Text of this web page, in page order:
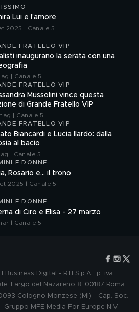
Lui e l'amore
2025 | Canale 5
FRATELLO VIP
inaugurano la serata con una
| Canale 5
FRATELLO VIP
Mussolini vince questa
di Grande Fratello VIP
| Canale 5
FRATELLO VIP
Biancardi e Lucia Ilardo: dalla
al bacio
| Canale 5
E DONNE
Rosario e... il trono
2025 | Canale 5
E DONNE
di Ciro e Elisa - 27 marzo
| Canale 5
Business Digital - RTI S.p.A.: p. iva
Largo del Nazareno 8, 00187 Roma.
Cologno Monzese (MI) - Cap. Soc.
MFE Media For Europe N.V. -